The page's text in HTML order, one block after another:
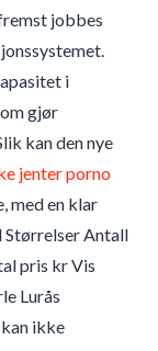
jobbes
i
gjør
kan den nye
jenter porno
med en klar
Størrelser Antall
pris kr Vis
Lurås
ikke